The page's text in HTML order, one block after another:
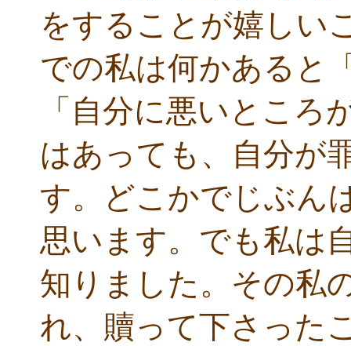
をすることが嬉しい
での私は何かあると
「自分に悪いとこ
はあっても、自分が
す。どこかでじぶん
思います。でも私は
知りました。その私
れ、贖って下さった